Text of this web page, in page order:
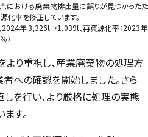
における廃棄物排出量に誤りが見つかったた
化率を修正しています。
2024年 3,326t→1,039t、再資源化率：2023年
）
より重視し、産業廃棄物の処理方
への確認を開始しました。さら
を行い、より厳格に処理の実態
す。